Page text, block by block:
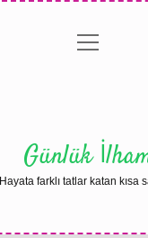
Gizlilikmenüyü
Günlük
Hayata farklı tatlar katan kısa